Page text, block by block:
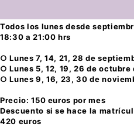
Todos los lunes desde
18:30 a 21:00 hrs
○ Lunes 7, 14, 21, 28 de
○ Lunes 5, 12, 19, 26 de
○ Lunes 9, 16, 23, 30 de
Precio: 150 euros por mes
Descuento si se hace la
420 euros